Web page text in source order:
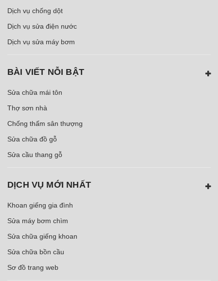
Dịch vụ chống dột
Dịch vụ sửa điện nước
Dịch vụ sửa máy bơm
BÀI VIẾT NỖI BẬT
Sửa chữa mái tôn
Thợ sơn nhà
Chống thấm sân thượng
Sửa chữa đồ gỗ
Sửa cầu thang gỗ
DỊCH VỤ MỚI NHẤT
Khoan giếng gia đình
Sửa máy bơm chìm
Sửa chữa giếng khoan
Sửa chữa bồn cầu
Sơ đồ trang web